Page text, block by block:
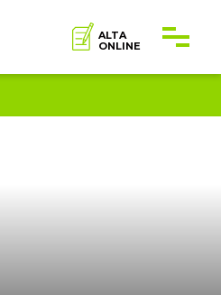
ALTA
ONLINE